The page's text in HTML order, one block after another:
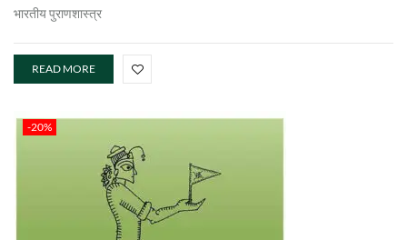
भारतीय पुराणशास्त्र
READ MORE
-20%